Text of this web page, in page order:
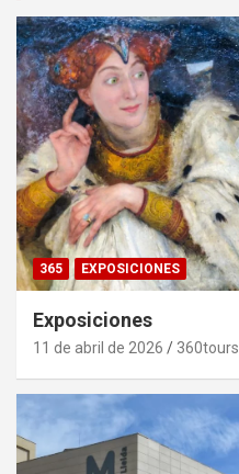
365 EXPOSICIONES
Exposiciones
11 de abril de 2026 360tours